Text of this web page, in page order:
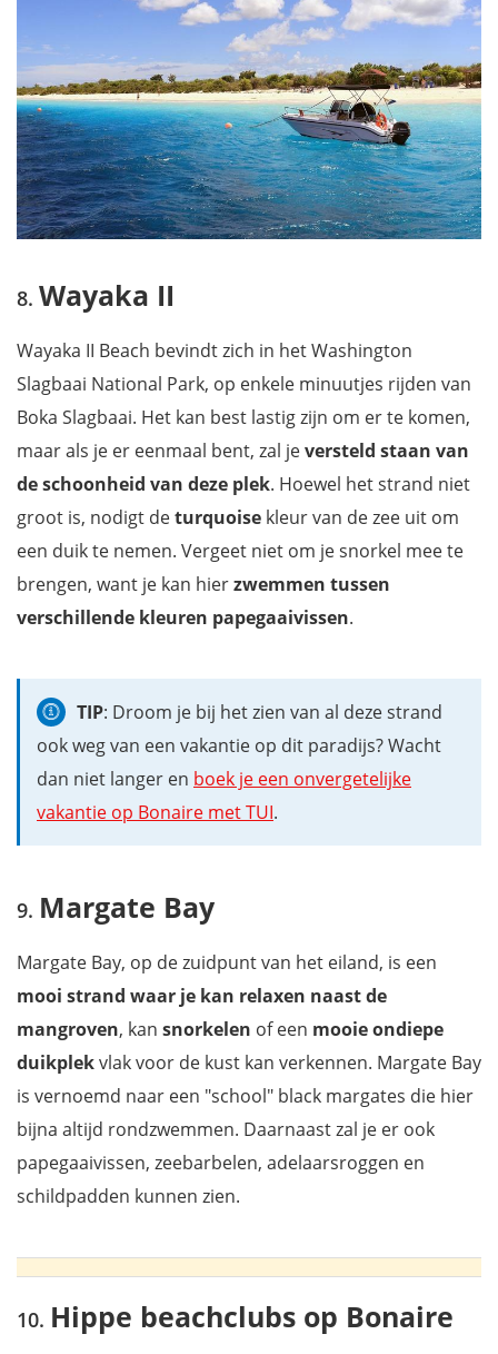
Wayaka II
Wayaka II Beach bevindt zich in het Washington
Slagbaai National Park, op enkele minuutjes rijden van
Boka Slagbaai. Het kan best lastig zijn om er te komen,
maar als je er eenmaal bent, zal jeversteld staan van
de schoonheid van deze plek. Hoewel het strand niet
groot is, nodigt deturquoise kleur van de zee uit om
een duik te nemen. Vergeet niet om je snorkel mee te
brengen, want je kan hierzwemmen tussen
verschillende kleuren papegaaivissen.
TIP: Droom je bij het zien van al deze strand
ook weg van een vakantie op dit paradijs? Wacht
dan niet langer en boek je een onvergetelijke
vakantie op Bonaire met TUI.
Margate Bay
Margate Bay, op de zuidpunt van het eiland, is een
mooi strand waar je kan relaxen naast de
mangroven, kan snorkelen of een mooie ondiepe
duikplekvlak voor de kust kan verkennen. Margate Bay
is vernoemd naar een "school" black margates die hier
bijna altijd rondzwemmen. Daarnaast zal je er ook
papegaaivissen, zeebarbelen, adelaarsroggen en
schildpadden kunnen zien.
Hippe beachclubs op Bonaire